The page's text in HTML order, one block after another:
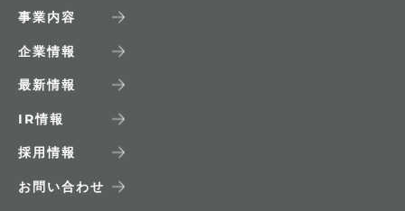
事業内容
企業情報
最新情報
IR情報
採用情報
お問い合わせ